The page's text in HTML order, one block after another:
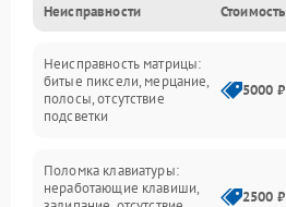
Устройства
Программные ошибки
Электрические и системные сбои
Интерфейсные проблемы
Неисправности Стоимость
Неисправность матрицы:
битые пиксели, мерцание,
полосы, отсутствие
подсветки
5000 ₽
Поломка клавиатуры:
неработающие клавиши,
2500 ₽